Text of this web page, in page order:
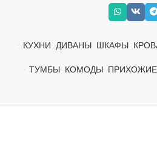
КУХНИ ДИВАНЫ ШКАФЫ
ТУМБЫ КОМОДЫ ПРИХОЖИЕ